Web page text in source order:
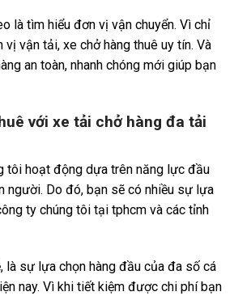
là tìm hiểu đơn vị vận chuyển. Vì chỉ
vận tải, xe chở hàng thuê uy tín. Và
an toàn, nhanh chóng mới giúp bạn
với xe tải chở hàng đa tải
tôi hoạt động dựa trên năng lực đầu
người. Do đó, bạn sẽ có nhiều sự lựa
ty chúng tôi tại tphcm và các tỉnh
là sự lựa chọn hàng đầu của đa số cá
nay. Vì khi tiết kiệm được chi phí bạn